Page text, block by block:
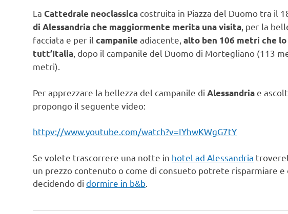
La Cattedrale neoclassica costruita in Piazza del Duomo tra il
di Alessandria che maggiormente merita una visita, per la
facciata e per il campanileadiacente, alto ben 106 metri che
tutt’Italia, dopo il campanile del Duomo di Mortegliano (113
metri).
Per apprezzare la bellezza del campanile di Alessandria e
propongo il seguente video:
httpv://www.youtube.com/watch?v=IYhwKWgG7tY
Se volete trascorrere una notte in hotel ad Alessandria
un prezzo contenuto o come di consueto potrete risparmiare
decidendo di dormire in b&b